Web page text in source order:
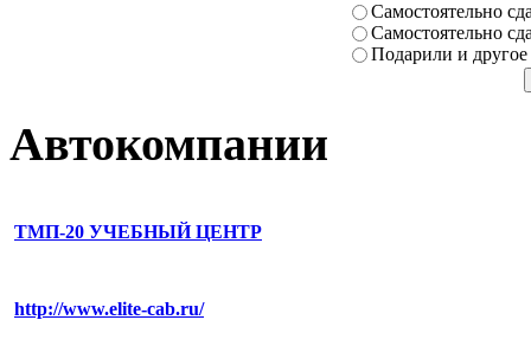
Самостоя­тельно
Самостоя­тельно
Подарили­ и другое
Автокомпании
ТМП-20 УЧЕБНЫЙ ЦЕНТР
http://www.elite-cab.ru/